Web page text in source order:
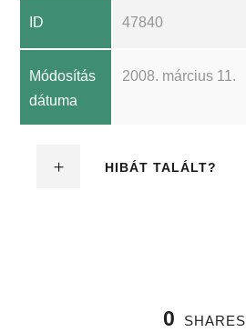
ID 47840
Módosítás
dátuma
2008. március 11.
HIBÁT TALÁLT?
0 SHARES